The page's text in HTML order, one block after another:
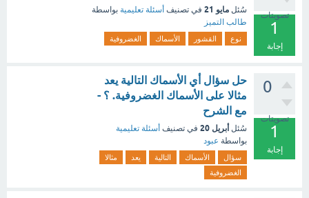
تصويتات
1
إجابة
سُئل مايو 21 في تصنيف أسئلة تعليمية بواسطة
طالب التميز
نوع القشور الأسماك الغضروفية
0
تصويتات
1
إجابة
حل سؤال أي الأسماك التالية يعد
مثالا على الأسماك الغضروفية. ؟ -
مع الشرح
سُئل أبريل 20 في تصنيف أسئلة تعليمية
بواسطة عبود
سؤال الأسماك التالية يعد
مثالا
الغضروفية